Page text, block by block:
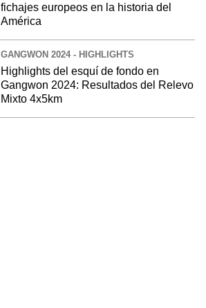
fichajes europeos en la historia del
América
GANGWON 2024 - HIGHLIGHTS
Highlights del esquí de fondo en
Gangwon 2024: Resultados del Relevo
Mixto 4x5km